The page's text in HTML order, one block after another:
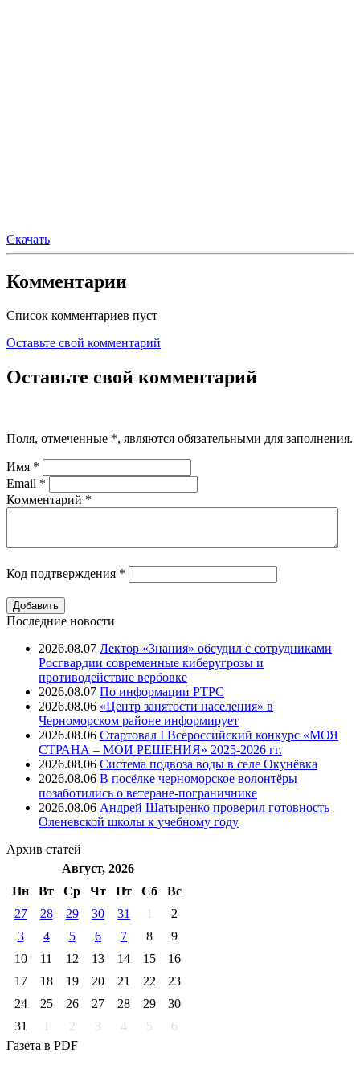
Скачать
Комментарии
Список комментариев пуст
Оставьте свой комментарий
Оставьте свой комментарий
Поля, отмеченные *, являются обязательными для заполнения.
Имя *
Email *
Комментарий *
Код подтверждения *
Последние новости
2026.08.07 Лектор «Знания» обсудил с сотрудниками
Росгвардии современные киберугрозы и
противодействие вербовке
2026.08.07 ⁠По информации РТРС
2026.08.06 «Центр занятости населения» в
Черноморском районе информирует
2026.08.06 Стартовал I Всероссийский конкурс «МОЯ
СТРАНА – МОИ РЕШЕНИЯ» 2025-2026 гг.
2026.08.06 Система подвоза воды в селе Окунёвка
2026.08.06 В посёлке черноморское волонтёры
позаботились о ветеране-пограничнике
2026.08.06 Андрей Шатыренко проверил готовность
Оленевской школы к учебному году
Архив статей
Август, 2026
Пн
Вт Ср Чт Пт Cб
Вс
27
28 29 30 31 1
2
3
4 5 6 7 8
9
10
11 12 13 14 15
16
17
18 19 20 21 22
23
24
25 26 27 28 29
30
31
1 2 3 4 5
6
Газета в PDF